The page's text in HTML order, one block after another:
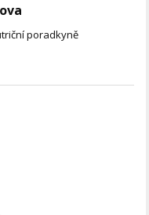
poradkyně